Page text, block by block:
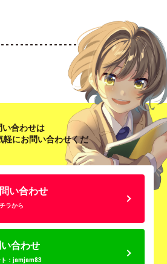
い合わせは
軽にお問い合わせくだ
い合わせ
ラから
合わせ
：jamjam83